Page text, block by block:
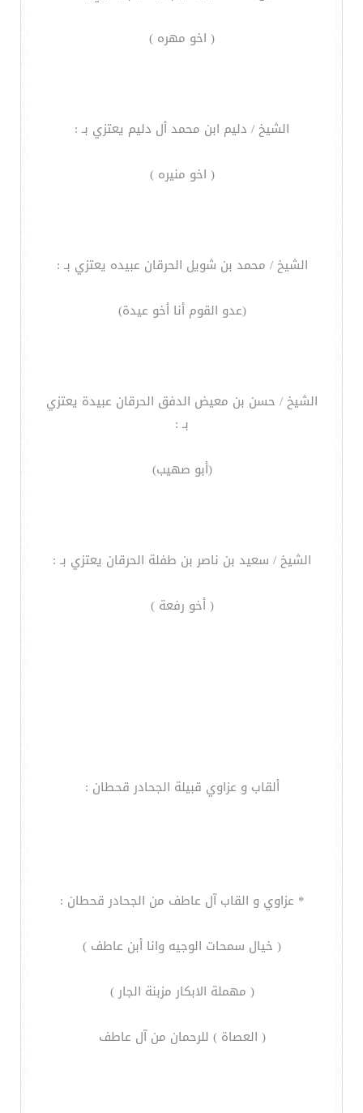
( اخو مهره )
الشيخ / دليم ابن محمد أل دليم يعتزي بـ :
( اخو منيره )
الشيخ / محمد بن شويل الحرقان عبيده يعتزي بـ :
(عدو القوم أنا أخو عيدة)
الشيخ / حسن بن معيض الدفق الحرقان عبيدة يعتزي
بـ :
(أبو صهيب)
الشيخ / سعيد بن ناصر بن طفلة الحرقان يعتزي بـ :
( أخو رفعة )
ألقاب و عزاوي قبيلة الجحادر قحطان :
* عزاوي و القاب آل عاطف من الجحادر قحطان :
( خيال سمحات الوجيه وانا أبن عاطف )
( مهملة الابكار مزبنة الجار )
( العصاة ) للرحمان من آل عاطف